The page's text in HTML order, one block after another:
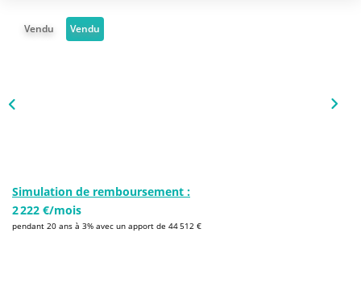
CONTACT
Vendu Vendu
Simulation de remboursement :
2 222 €/mois
pendant 20 ans à 3% avec un apport de 44 512 €